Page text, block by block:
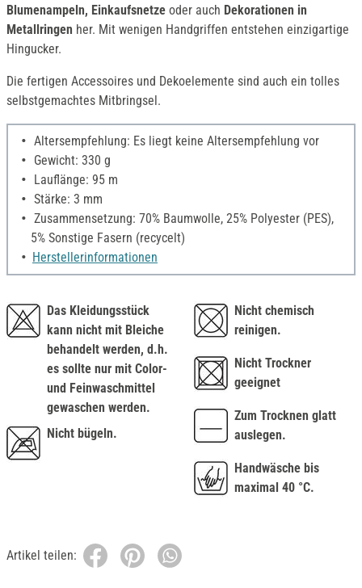
Blumenampeln, Einkaufsnetze oder auch Dekorationen in
Metallringen her. Mit wenigen Handgriffen entstehen einzigartige
Hingucker.
Die fertigen Accessoires und Dekoelemente sind auch ein tolles
selbstgemachtes Mitbringsel.
Altersempfehlung: Es liegt keine Altersempfehlung vor
Gewicht: 330 g
Lauflänge: 95 m
Stärke: 3 mm
Zusammensetzung: 70% Baumwolle, 25% Polyester (PES),
5% Sonstige Fasern (recycelt)
Herstellerinformationen
Das Kleidungsstück
kann nicht mit Bleiche
behandelt werden, d.h.
es sollte nur mit Color-
und Feinwaschmittel
gewaschen werden.
Nicht bügeln.
Nicht chemisch
reinigen.
Nicht Trockner
geeignet
Zum Trocknen glatt
auslegen.
Handwäsche bis
maximal 40 °C.
Artikel teilen: